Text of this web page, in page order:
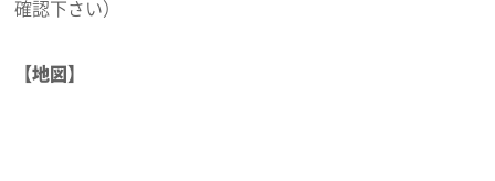
確認下さい）
【地図】